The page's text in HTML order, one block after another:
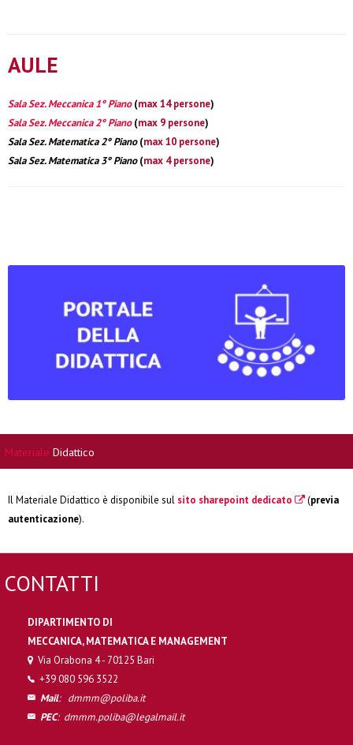
AULE
Sala Sez. Meccanica 1° Piano(max 14 persone)
Sala Sez. Meccanica 2° Piano(max 9 persone)
Sala Sez. Matematica 2° Piano(max 10 persone)
Sala Sez. Matematica 3° Piano(max 4 persone)
Materiale Didattico
Il Materiale Didattico è disponibile sul sito sharepoint dedicato (previa
autenticazione).
CONTATTI
DIPARTIMENTO DI
MECCANICA, MATEMATICA E MANAGEMENT
Via Orabona 4 - 70125 Bari
+39 080 596 3522
Mail: dmmm@poliba.it
PEC: dmmm.poliba@legalmail.it